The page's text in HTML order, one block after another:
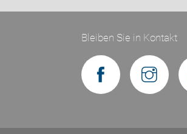
Bleiben Sie in Kontakt